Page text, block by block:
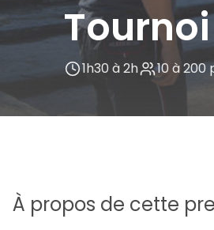
1h30 à 2h 10 à 200
À propos de cette